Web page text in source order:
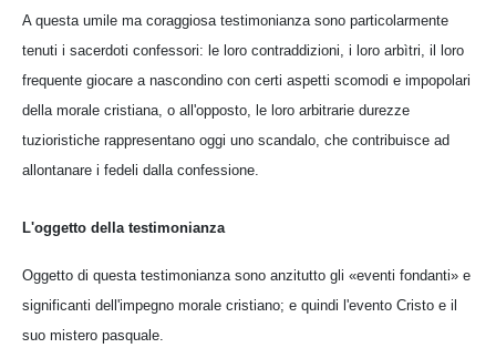
A questa umile ma coraggiosa testimonianza sono particolarmente
tenuti i sacerdoti confessori: le loro contraddizioni, i loro arbìtri, il loro
frequente giocare a nascondino con certi aspetti scomodi e impopolari
della morale cristiana, o all'opposto, le loro arbitrarie durezze
tuzioristiche rappresentano oggi uno scandalo, che contribuisce ad
allontanare i fedeli dalla confessione.
L'oggetto della testimonianza
Oggetto di questa testimonianza sono anzitutto gli «eventi fondanti» e
significanti dell'impegno morale cristiano; e quindi l'evento Cristo e il
suo mistero pasquale.